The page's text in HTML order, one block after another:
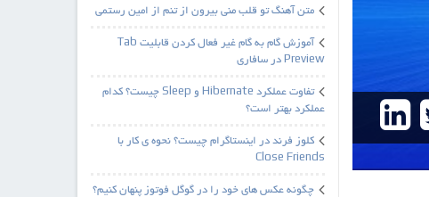
متن آهنگ تو قلب منی بیرون از تنم از امین رستمی
آموزش گام به گام غیر فعال کردن قابلیت Tab
Preview در سافاری
تفاوت عملکرد Hibernate و Sleep چیست؟ کدام
عملکرد بهتر است؟
کلوز فرند در اینستاگرام چیست؟ نحوه ی کار با
Close Friends
چگونه عکس های خود را در گوگل فوتوز پنهان کنیم؟